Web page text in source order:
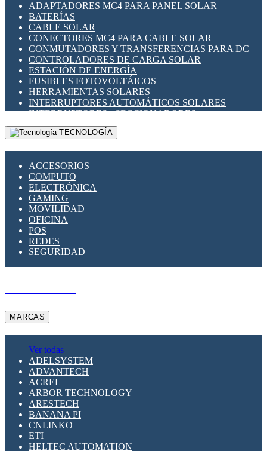
ADAPTADORES MC4 PARA PANEL SOLAR
BATERÍAS
CABLE SOLAR
CONECTORES MC4 PARA CABLE SOLAR
CONMUTADORES Y TRANSFERENCIAS PARA DC
CONTROLADORES DE CARGA SOLAR
ESTACIÓN DE ENERGÍA
FUSIBLES FOTOVOLTÁICOS
HERRAMIENTAS SOLARES
INTERRUPTORES AUTOMÁTICOS SOLARES
INTERRUPTORES - SECCIONADORES
FOTOVOLTÁICOS
MONTAJE PANEL SOLAR
SUPRESOR DE TRANSIENTES SPDS PARA
APLICACIONES FOTOVOLTAICAS
TECNOLOGÍA
ACCESORIOS
COMPUTO
ELECTRÓNICA
GAMING
MOVILIDAD
OFICINA
POS
REDES
SEGURIDAD
MARCAS
Ver todas
ADELSYSTEM
ADVANTECH
ACREL
ARBOR TECHNOLOGY
ARESTECH
BANANA PI
CNLINKO
ETI
HELTEC AUTOMATION